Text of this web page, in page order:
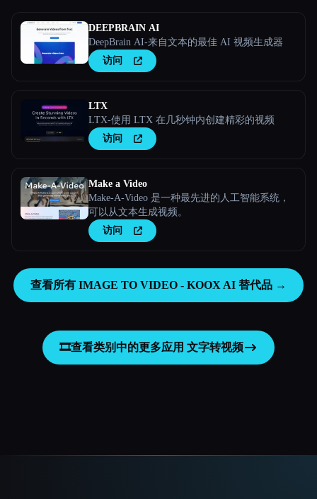
DEEPBRAIN AI
DeepBrain AI-来自文本的最佳 AI 视频生成器
访问
LTX
LTX-使用 LTX 在几秒钟内创建精彩的视频
访问
Make a Video
Make-A-Video 是一种最先进的人工智能系统，
可以从文本生成视频。
访问
查看所有 IMAGE TO VIDEO - KOOX AI 替代品 →
🎞️查看类别中的更多应用 文字转视频